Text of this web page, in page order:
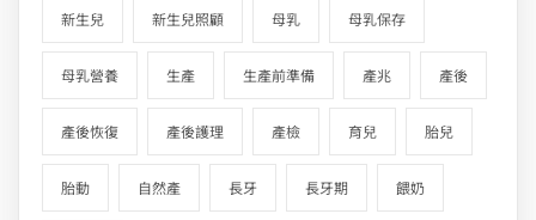
新生兒 新生兒照顧 母乳 母乳保存
母乳營養 生產 生產前準備 產兆 產後
產後恢復 產後護理 產檢 育兒 胎兒
胎動 自然產 長牙 長牙期 餵奶